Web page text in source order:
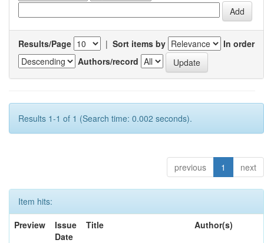
Results/Page | Sort items by
In order
Authors/record
Results 1-1 of 1 (Search time: 0.002 seconds).
previous 1 next
Item hits:
Preview
Issue
Date
Title Author(s)